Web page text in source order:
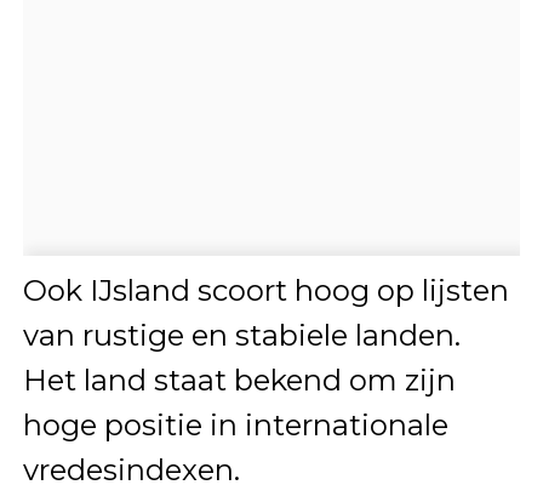
Ook IJsland scoort hoog op lijsten
van rustige en stabiele landen.
Het land staat bekend om zijn
hoge positie in internationale
vredesindexen.